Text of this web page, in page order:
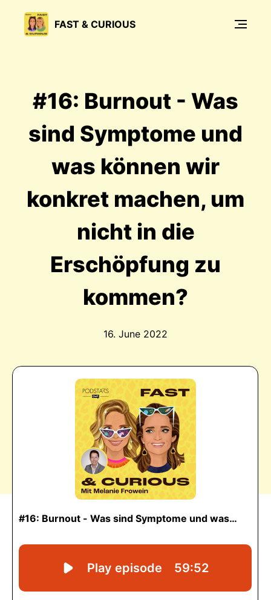
FAST & CURIOUS
#16: Burnout - Was
sind Symptome und
was können wir
konkret machen, um
nicht in die
Erschöpfung zu
kommen?
16. June 2022